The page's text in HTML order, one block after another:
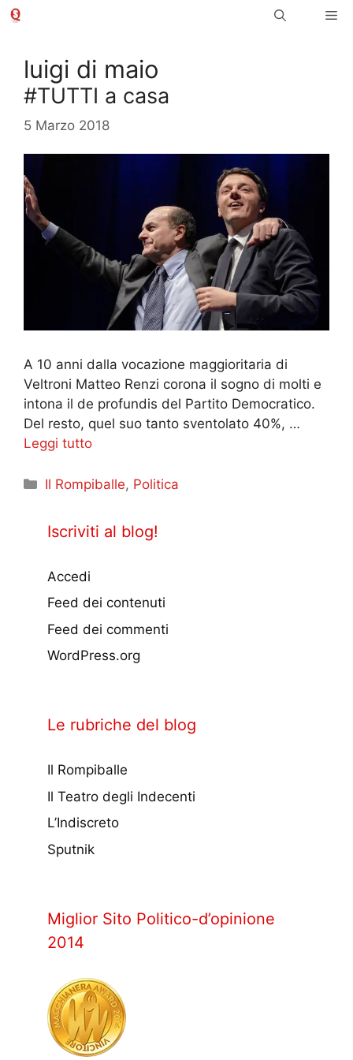
Vai
luigi di maio
#TUTTI a casa
5 Marzo 2018
A 10 anni dalla vocazione maggioritaria di
Veltroni Matteo Renzi corona il sogno di molti e
intona il de profundis del Partito Democratico.
Del resto, quel suo tanto sventolato 40%, …
Leggi tutto
Categorie
Il Rompiballe, Politica
Iscriviti al blog!
Accedi
Feed dei contenuti
Feed dei commenti
WordPress.org
Le rubriche del blog
Il Rompiballe
Il Teatro degli Indecenti
L’Indiscreto
Sputnik
Miglior Sito Politico-d’opinione
2014